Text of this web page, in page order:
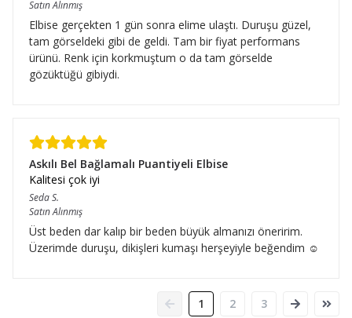
Satın Alınmış
Elbise gerçekten 1 gün sonra elime ulaştı. Duruşu güzel,
tam görseldeki gibi de geldi. Tam bir fiyat performans
ürünü. Renk için korkmuştum o da tam görselde
gözüktüğü gibiydi.
Askılı Bel Bağlamalı Puantiyeli Elbise
Kalitesi çok iyi
SedaS.
Satın Alınmış
Üst beden dar kalıp bir beden büyük almanızı öneririm.
Üzerimde duruşu, dikişleri kumaşı herşeyiyle beğendim ☺️
1 2 3